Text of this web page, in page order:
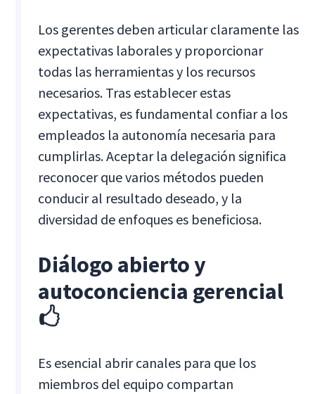
Los gerentes deben articular claramente las
expectativas laborales y proporcionar
todas las herramientas y los recursos
necesarios. Tras establecer estas
expectativas, es fundamental confiar a los
empleados la autonomía necesaria para
cumplirlas. Aceptar la delegación significa
reconocer que varios métodos pueden
conducir al resultado deseado, y la
diversidad de enfoques es beneficiosa.
Diálogo abierto y
autoconciencia gerencial
🖒
Es esencial abrir canales para que los
miembros del equipo compartan